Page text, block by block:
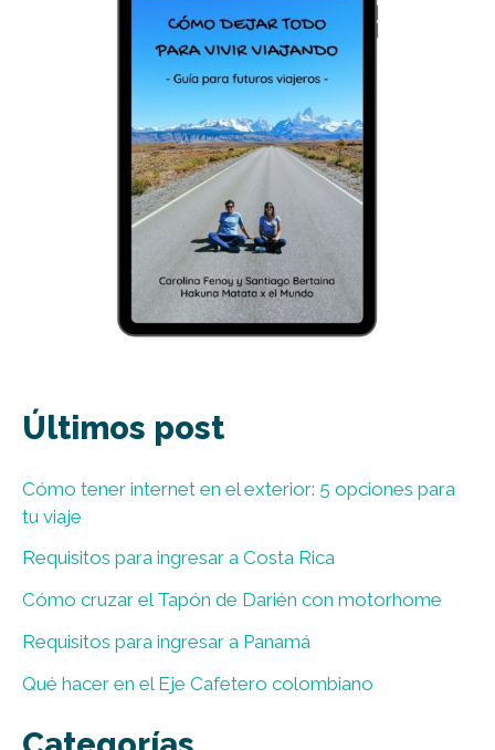
Últimos post
Cómo tener internet en el exterior: 5 opciones para
tu viaje
Requisitos para ingresar a Costa Rica
Cómo cruzar el Tapón de Darién con motorhome
Requisitos para ingresar a Panamá
Qué hacer en el Eje Cafetero colombiano